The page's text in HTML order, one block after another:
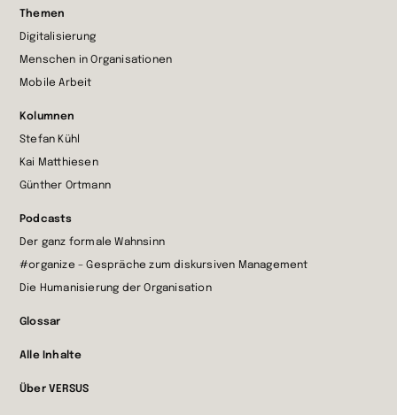
Startseite
wechseln
Themen
Digitalisierung
Menschen in Organisationen
Mobile Arbeit
Kolumnen
Stefan Kühl
Kai Matthiesen
Günther Ortmann
Podcasts
Der ganz formale Wahnsinn
#organize – Gespräche zum diskursiven Management
Die Humanisierung der Organisation
Glossar
Alle Inhalte
Über VERSUS